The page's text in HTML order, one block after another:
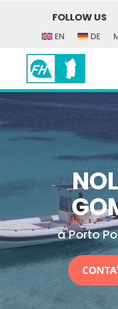
FOLLOW US
EN DE
a Porto